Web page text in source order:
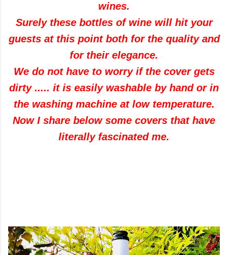
wines.
Surely these bottles of wine will hit your
guests at this point both for the quality and
for their elegance.
We do not have to worry if the cover gets
dirty ..... it is easily washable by hand or in
the washing machine at low temperature.
Now I share below some covers that have
literally fascinated me.